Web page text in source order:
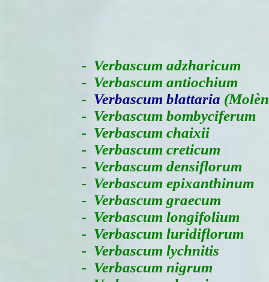
- Verbascum adzharicum
- Verbascum antiochium
- Verbascum blattaria
- Verbascum bombyciferum
- Verbascum chaixii
- Verbascum creticum
- Verbascum densiflorum
- Verbascum epixanthinum
- Verbascum graecum
- Verbascum longifolium
- Verbascum luridiflorum
- Verbascum lychnitis
- Verbascum nigrum